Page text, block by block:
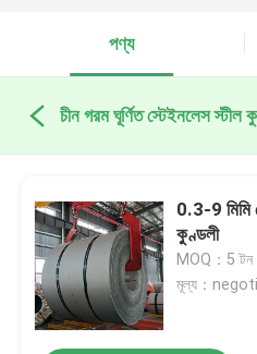
পণ্য
চীন গরম ঘূর্ণিত স্টেইনলেস স্টীল
0.3-9 মিমি
কুণ্ডলী
MOQ：5 টন
মূল্য：